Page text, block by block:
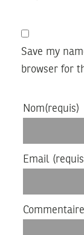
Save my
browser for
Nom(requis)
Email
Commentaire